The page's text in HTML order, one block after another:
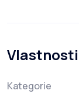
Vlastnosti
Kategorie